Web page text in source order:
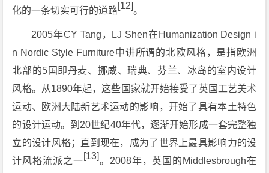
化的一条切实可行的道路[12]。
2005年CY Tang，LJ Shen在Humanization Design i
n Nordic Style Furniture中讲所谓的北欧风格，是指欧洲
北部的5国即丹麦、挪威、瑞典、芬兰、冰岛的室内设计
风格。从1890年起，这些国家就开始接受了英国工艺美术
运动、欧洲大陆新艺术运动的影响，开始了具有本土特色
的设计运动。到20世纪40年代，逐渐开始形成一套完整独
立的设计风格；直到现在，成为了世界上最具影响力的设
计风格流派之一[13]。2008年，英国的Middlesbrough在